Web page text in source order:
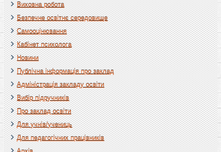
Виховна робота
Безпечне освітнє середовище
Самооцінювання
Кабінет психолога
Новини
Публічна інформація про заклад
Адміністрація закладу освіти
Вибір підручників
Про заклад освіти
Для учнів/учениць
Для педагогічних працівників